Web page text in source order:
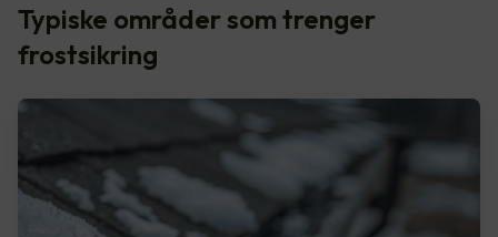
Typiske områder som trenger
frostsikring